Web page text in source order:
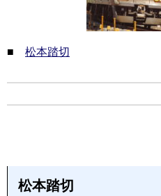
■ 松本踏切
松本踏切